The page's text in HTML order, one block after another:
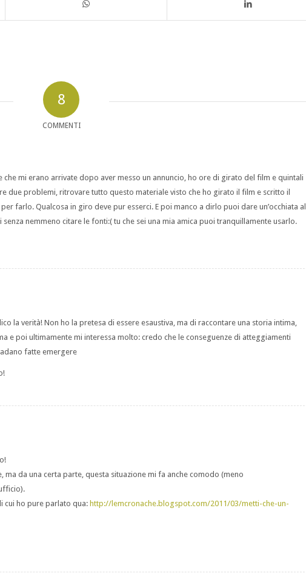
8
COMMENTI
mi erano arrivate dopo aver messo un annuncio, ho ore di girato del film e quintali
due problemi, ritrovare tutto questo materiale visto che ho girato il film e scritto il
farlo. Qualcosa in giro deve pur esserci. E poi manco a dirlo puoi dare un’occhiata al
nemmeno citare le fonti:( tu che sei una mia amica puoi tranquillamente usarlo.
la verità! Non ho la pretesa di essere esaustiva, ma di raccontare una storia intima,
e poi ultimamente mi interessa molto: credo che le conseguenze di atteggiamenti
fatte emergere
da una certa parte, questa situazione mi fa anche comodo (meno
cui ho pure parlato qua: http://lemcronache.blogspot.com/2011/03/metti-che-un-